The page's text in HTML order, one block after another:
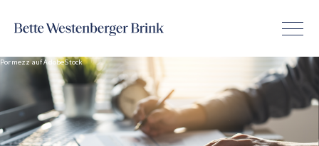
Pormezz auf AdobeStock